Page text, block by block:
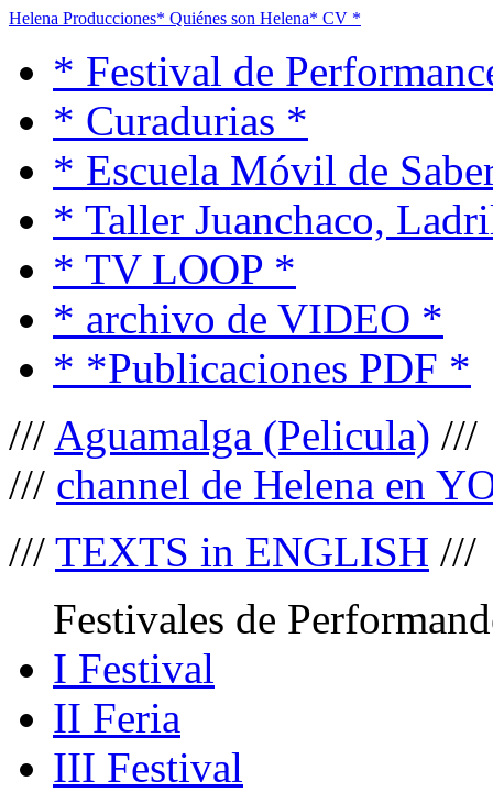
Helena Producciones* Quiénes son Helena* CV *
* Festival de
* Curadurias *
* Escuela Móvil de
* Taller Juanchaco,
* TV LOOP *
* archivo de VIDEO *
* *Publicaciones PDF *
/// Aguamalga (Pelicula) ///
/// channel de Helena en
/// TEXTS in ENGLISH ///
Festivales de
I Festival
II Feria
III Festival